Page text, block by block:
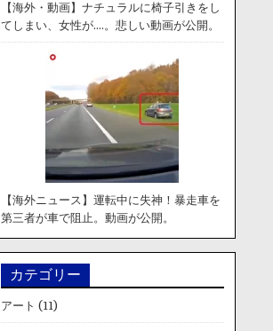
【海外・動画】ナチュラルに椅子引きをし
てしまい、女性が….。悲しい動画が公開。
【海外ニュース】運転中に失神！暴走車を
第三者が車で阻止。動画が公開。
カテゴリー
アート (11)